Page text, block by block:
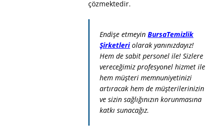
çözmektedir.
Endişe etmeyinBursaTemizlik
Şirketleri olarak yanınızdayız!
Hem de sabit personel ile! Sizlere
vereceğimiz profesyonel hizmet ile
hem müşteri memnuniyetinizi
artıracak hem de müşterilerinizin
ve sizin sağlığınızın korunmasına
katkı sunacağız.